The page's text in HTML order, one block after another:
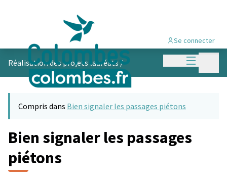
Menu
Se connecter
Réalisation des projets lauréats /
Compris dans Bien signaler les passages piétons
Bien signaler les passages
piétons